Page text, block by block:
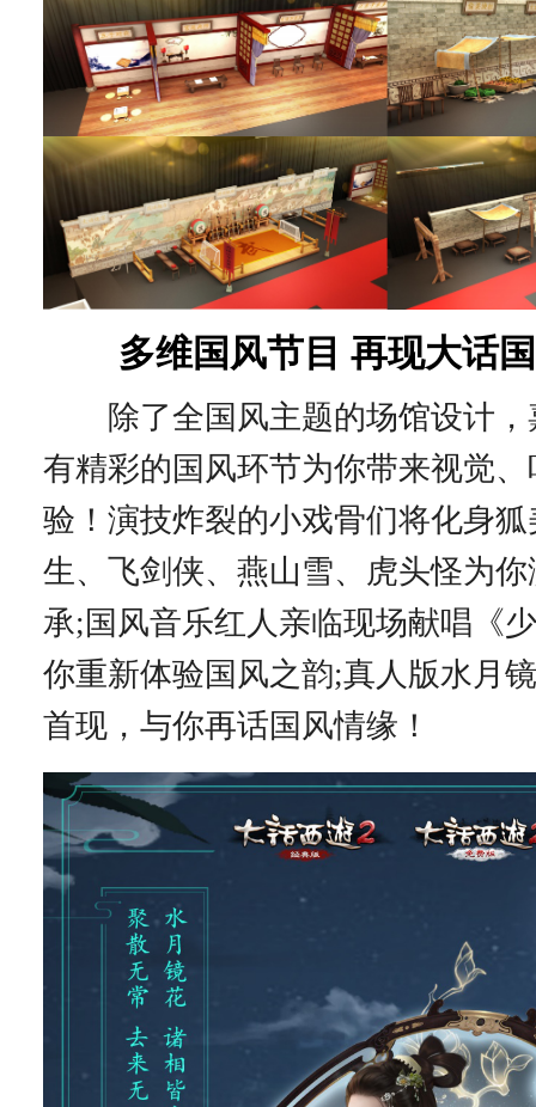
多维国风节目 再现大话
除了全国风主题的场馆设计，
有精彩的国风环节为你带来视觉
验！演技炸裂的小戏骨们将化身
生、飞剑侠、燕山雪、虎头怪为
承;国风音乐红人亲临现场献唱《
你重新体验国风之韵;真人版水月
首现，与你再话国风情缘！